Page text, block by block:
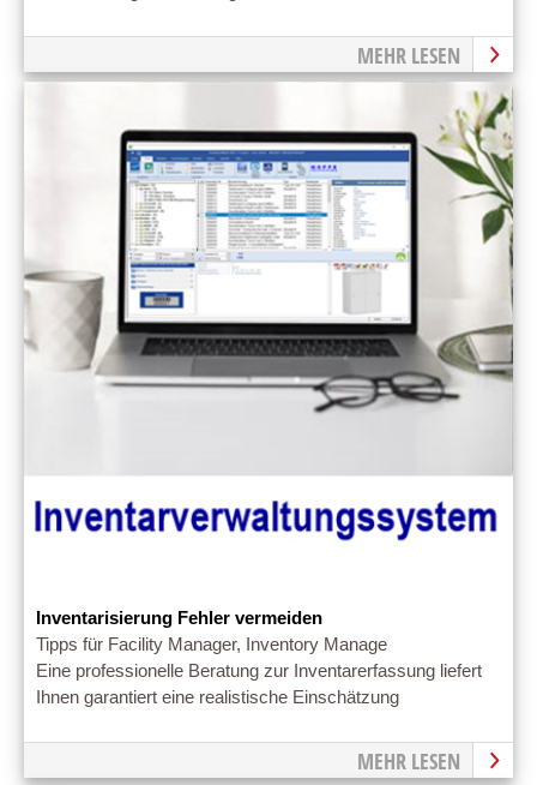
MEHR LESEN
Inventarisierung Fehler vermeiden
Tipps für Facility Manager, Inventory Manage
Eine professionelle Beratung zur Inventarerfassung liefert
Ihnen garantiert eine realistische Einschätzung
MEHR LESEN